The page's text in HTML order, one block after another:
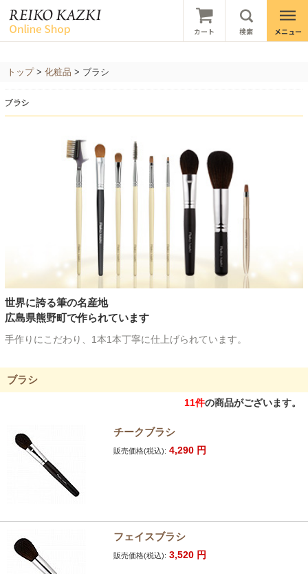
トップ> 化粧品 > ブラシ
世界に誇る筆の名産地
広島県熊野町で作られています
手作りにこだわり、1本1本丁寧に仕上げられています。
ブラシ
11件の商品がございます。
チークブラシ
販売価格(税込): 4,290 円
フェイスブラシ
販売価格(税込): 3,520 円